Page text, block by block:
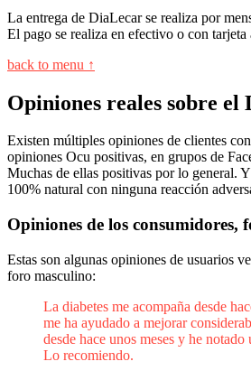
La entrega de DiaLecar se realiza por
El pago se realiza en efectivo o con
back to menu ↑
Opiniones reales sobre el
Existen múltiples opiniones de clientes
opiniones Ocu positivas, en grupos de
Muchas de ellas positivas por lo general.
100% natural con ninguna reacción
Opiniones de los consumidores,
Estas son algunas opiniones de usuarios
foro masculino:
La diabetes me acompaña desde
me ha ayudado a mejorar
desde hace unos meses y he
Lo recomiendo.